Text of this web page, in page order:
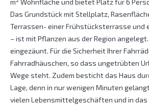
m² Wohnfläche und bietet Platz für 6
Das Grundstück mit Stellplatz,
Terrassen- einer Frühstücksterrasse und
– ist mit Pflanzen aus der Region
eingezäunt. Für die Sicherheit Ihrer
Fahrradhäuschen, so dass ungetrübten
Wege steht. Zudem besticht das Haus
Lage, denn in nur wenigen Minuten
vielen Lebensmittelgeschäften und in